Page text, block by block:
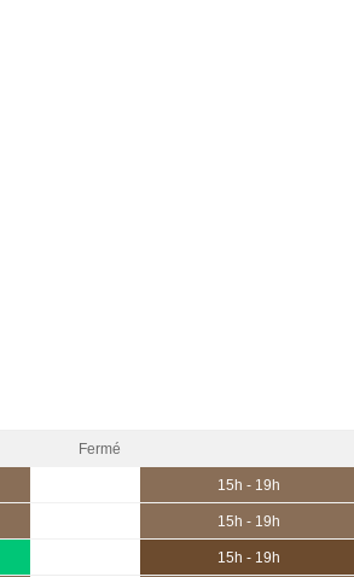
Fermé
15h - 19h
15h - 19h
15h - 19h